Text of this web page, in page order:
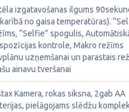
izgatavošanas ilgums
no gaisa temperatūras).
“Selfie” spogulis,
kontrole, Makro režīms
uzņemšanai un parastais
ainavu tveršanai
Kamera, rokas siksna, 2gab AA
pielāgojams slēdžu